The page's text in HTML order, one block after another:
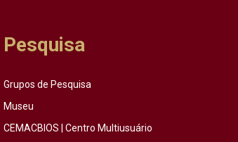
Pesquisa
Grupos de Pesquisa
Museu
CEMACBIOS | Centro Multiusuário